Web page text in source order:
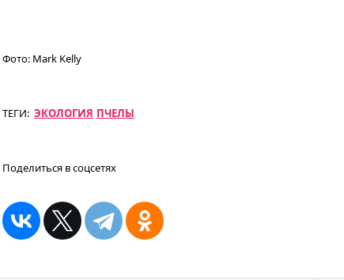
Фото: Mark Kelly
ТЕГИ: ЭКОЛОГИЯ ПЧЕЛЫ
Поделиться в соцсетях